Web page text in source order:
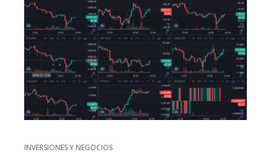
INVERSIONES Y NEGOCIOS